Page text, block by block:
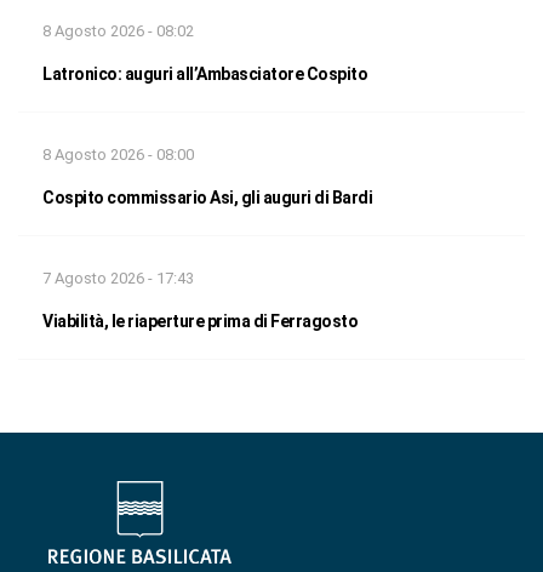
8 Agosto 2026 - 08:02
Latronico: auguri all’Ambasciatore Cospito
8 Agosto 2026 - 08:00
Cospito commissario Asi, gli auguri di Bardi
7 Agosto 2026 - 17:43
Viabilità, le riaperture prima di Ferragosto